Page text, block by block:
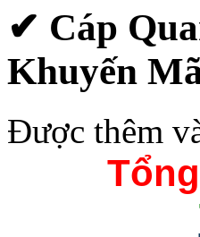
✔‎ Cáp
Khuyến
Được thêm